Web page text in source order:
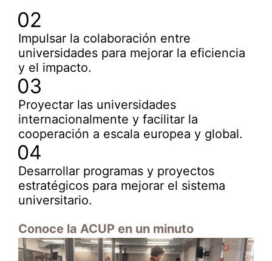
Impulsar la colaboración entre
universidades para mejorar la eficiencia
y el impacto.
Proyectar las universidades
internacionalmente y facilitar la
cooperación a escala europea y global.
Desarrollar programas y proyectos
estratégicos para mejorar el sistema
universitario.
Conoce la ACUP en un minuto